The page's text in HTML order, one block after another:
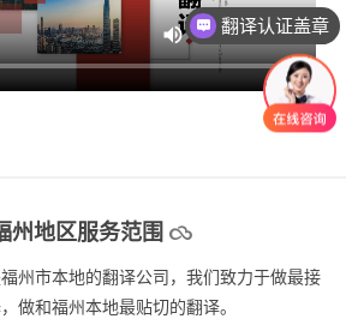
州地区服务范围
州市本地的翻译公司，我们致力于做最接
做和福州本地最贴切的翻译。
翻译认证盖章